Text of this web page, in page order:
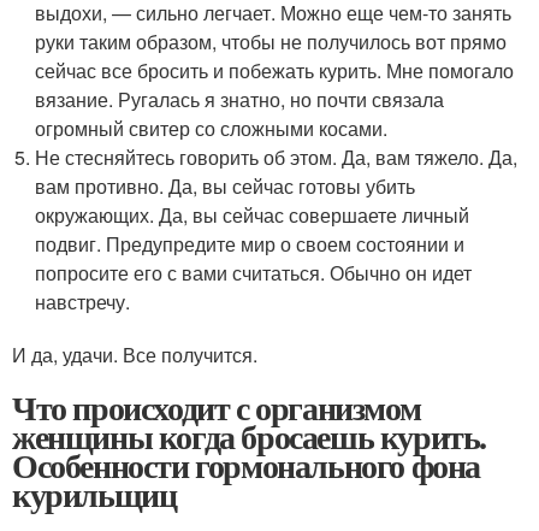
выдохи, — сильно легчает. Можно еще чем-то занять
руки таким образом, чтобы не получилось вот прямо
сейчас все бросить и побежать курить. Мне помогало
вязание. Ругалась я знатно, но почти связала
огромный свитер со сложными косами.
Не стесняйтесь говорить об этом. Да, вам тяжело. Да,
вам противно. Да, вы сейчас готовы убить
окружающих. Да, вы сейчас совершаете личный
подвиг. Предупредите мир о своем состоянии и
попросите его с вами считаться. Обычно он идет
навстречу.
И да, удачи. Все получится.
Что происходит с организмом
женщины когда бросаешь курить.
Особенности гормонального фона
курильщиц